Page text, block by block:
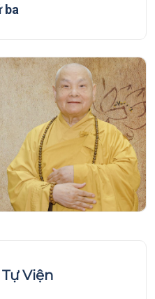
ba
Viện